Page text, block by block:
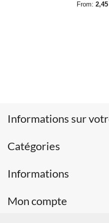
From:
Informations sur
Catégories
Informations
Mon compte